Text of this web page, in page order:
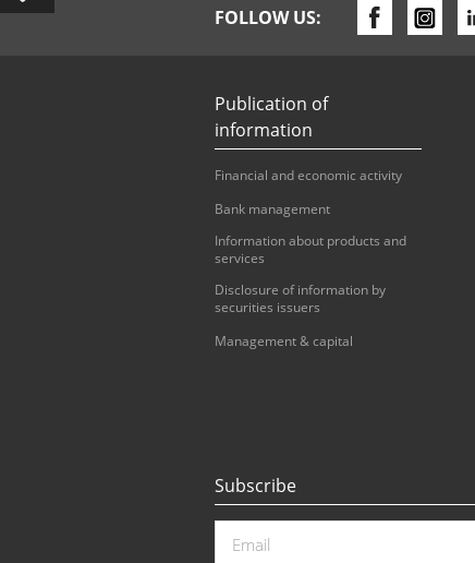
FOLLOW US:
Publication of
information
Financial and economic activity
Bank management
Information about products and
services
Disclosure of information by
securities issuers
Management & capital
Subscribe